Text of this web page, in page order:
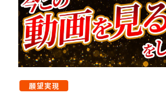
願望実現